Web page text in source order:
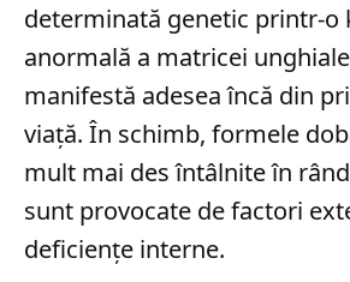
determinată genetic printr-o
anormală a matricei
manifestă adesea încă din
viață. În schimb, formele
mult mai des întâlnite în
sunt provocate de factori
deficiențe interne.